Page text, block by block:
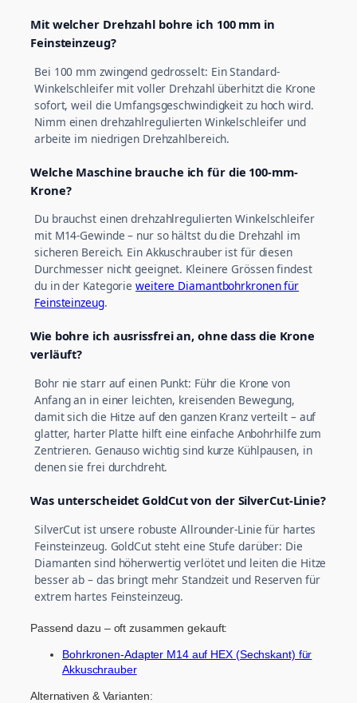
Mit welcher Drehzahl bohre ich 100 mm in
Feinsteinzeug?
Bei 100 mm zwingend gedrosselt: Ein Standard-
Winkelschleifer mit voller Drehzahl überhitzt die Krone
sofort, weil die Umfangsgeschwindigkeit zu hoch wird.
Nimm einen drehzahlregulierten Winkelschleifer und
arbeite im niedrigen Drehzahlbereich.
Welche Maschine brauche ich für die 100-mm-
Krone?
Du brauchst einen drehzahlregulierten Winkelschleifer
mit M14-Gewinde – nur so hältst du die Drehzahl im
sicheren Bereich. Ein Akkuschrauber ist für diesen
Durchmesser nicht geeignet. Kleinere Grössen findest
du in der Kategorieweitere Diamantbohrkronen für
Feinsteinzeug.
Wie bohre ich ausrissfrei an, ohne dass die Krone
verläuft?
Bohr nie starr auf einen Punkt: Führ die Krone von
Anfang an in einer leichten, kreisenden Bewegung,
damit sich die Hitze auf den ganzen Kranz verteilt – auf
glatter, harter Platte hilft eine einfache Anbohrhilfe zum
Zentrieren. Genauso wichtig sind kurze Kühlpausen, in
denen sie frei durchdreht.
Was unterscheidet GoldCut von der SilverCut-Linie?
SilverCut ist unsere robuste Allrounder-Linie für hartes
Feinsteinzeug. GoldCut steht eine Stufe darüber: Die
Diamanten sind höherwertig verlötet und leiten die Hitze
besser ab – das bringt mehr Standzeit und Reserven für
extrem hartes Feinsteinzeug.
Passend dazu – oft zusammen gekauft:
Bohrkronen-Adapter M14 auf HEX (Sechskant) für
Akkuschrauber
Alternativen & Varianten: